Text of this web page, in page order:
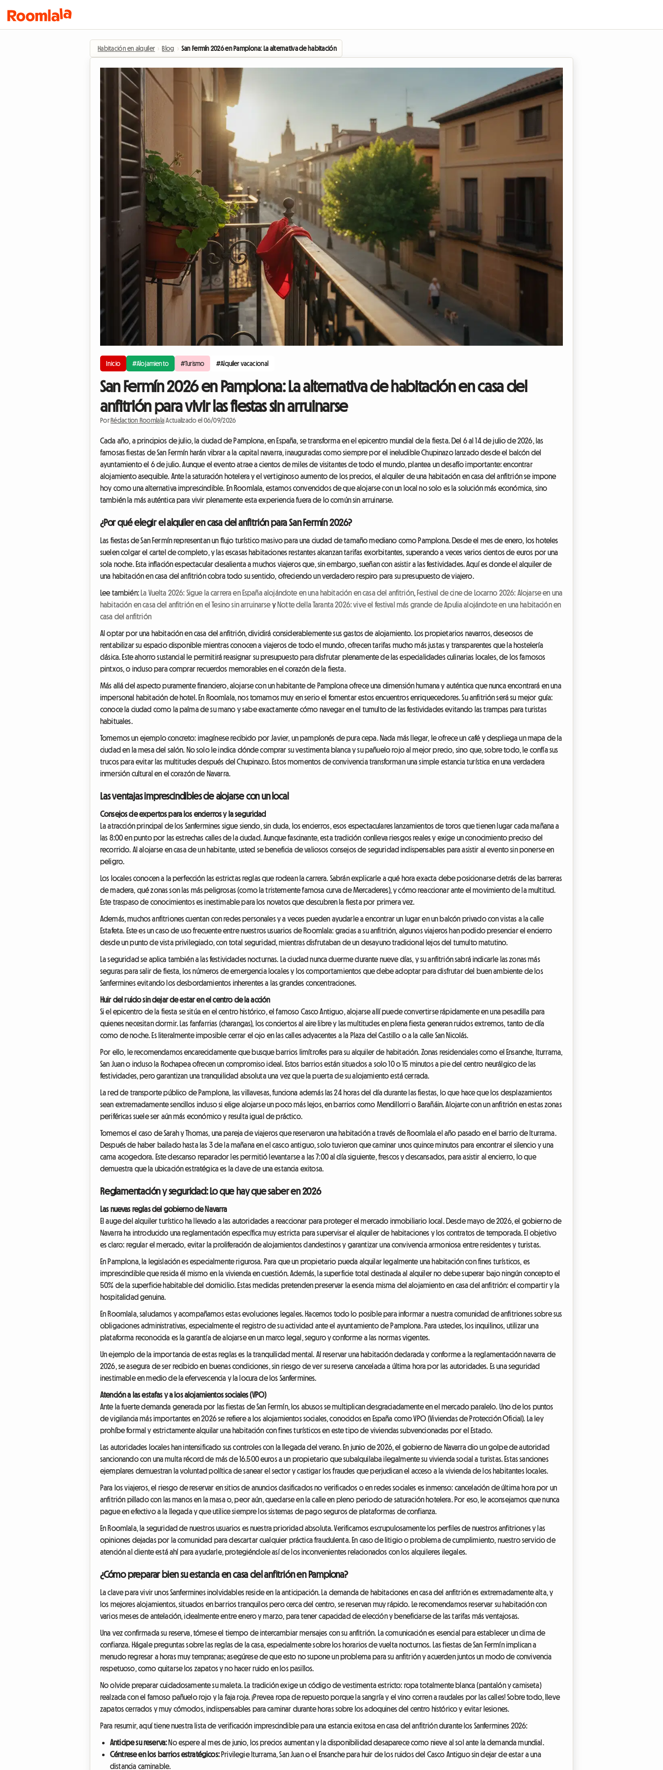
Habitación en alquiler › Blog › San Fermín 2026 en Pamplona: La alternativa de habitación en casa del anfitrión para vivir las fiestas sin arruinarse
Inicio #Alojamiento #Turismo #Alquiler vacacional
San Fermín 2026 en Pamplona: La alternativa de habitación en casa del
anfitrión para vivir las fiestas sin arruinarse
Por Rédaction Roomlala |Actualizado el 06/09/2026
Cada año, a principios de julio, la ciudad de Pamplona, en España, se transforma en el epicentro mundial de la fiesta. Del 6 al 14 de julio de 2026, las
famosas fiestas de San Fermín harán vibrar a la capital navarra, inauguradas como siempre por el ineludible Chupinazo lanzado desde el balcón del
ayuntamiento el 6 de julio. Aunque el evento atrae a cientos de miles de visitantes de todo el mundo, plantea un desafío importante: encontrar
alojamiento asequible. Ante la saturación hotelera y el vertiginoso aumento de los precios, el alquiler de una habitación en casa del anfitrión se impone
hoy como una alternativa imprescindible. En Roomlala, estamos convencidos de que alojarse con un local no solo es la solución más económica, sino
también la más auténtica para vivir plenamente esta experiencia fuera de lo común sin arruinarse.
¿Por qué elegir el alquiler en casa del anfitrión para San Fermín 2026?
Las fiestas de San Fermín representan un flujo turístico masivo para una ciudad de tamaño mediano como Pamplona. Desde el mes de enero, los hoteles
suelen colgar el cartel de completo, y las escasas habitaciones restantes alcanzan tarifas exorbitantes, superando a veces varios cientos de euros por una
sola noche. Esta inflación espectacular desalienta a muchos viajeros que, sin embargo, sueñan con asistir a las festividades. Aquí es donde el alquiler de
una habitación en casa del anfitrión cobra todo su sentido, ofreciendo un verdadero respiro para su presupuesto de viajero.
Lee también: La Vuelta 2026: Sigue la carrera en España alojándote en una habitación en casa del anfitrión, Festival de cine de Locarno 2026: Alojarse en una
habitación en casa del anfitrión en el Tesino sin arruinarse y Notte della Taranta 2026: vive el festival más grande de Apulia alojándote en una habitación en
casa del anfitrión
Al optar por una habitación en casa del anfitrión, dividirá considerablemente sus gastos de alojamiento. Los propietarios navarros, deseosos de
rentabilizar su espacio disponible mientras conocen a viajeros de todo el mundo, ofrecen tarifas mucho más justas y transparentes que la hostelería
clásica. Este ahorro sustancial le permitirá reasignar su presupuesto para disfrutar plenamente de las especialidades culinarias locales, de los famosos
pintxos, o incluso para comprar recuerdos memorables en el corazón de la fiesta.
Más allá del aspecto puramente financiero, alojarse con un habitante de Pamplona ofrece una dimensión humana y auténtica que nunca encontrará en una
impersonal habitación de hotel. En Roomlala, nos tomamos muy en serio el fomentar estos encuentros enriquecedores. Su anfitrión será su mejor guía:
conoce la ciudad como la palma de su mano y sabe exactamente cómo navegar en el tumulto de las festividades evitando las trampas para turistas
habituales.
Tomemos un ejemplo concreto: imagínese recibido por Javier, un pamplonés de pura cepa. Nada más llegar, le ofrece un café y despliega un mapa de la
ciudad en la mesa del salón. No solo le indica dónde comprar su vestimenta blanca y su pañuelo rojo al mejor precio, sino que, sobre todo, le confía sus
trucos para evitar las multitudes después del Chupinazo. Estos momentos de convivencia transforman una simple estancia turística en una verdadera
inmersión cultural en el corazón de Navarra.
Las ventajas imprescindibles de alojarse con un local
Consejos de expertos para los encierros y la seguridad
La atracción principal de los Sanfermines sigue siendo, sin duda, los encierros, esos espectaculares lanzamientos de toros que tienen lugar cada mañana a
las 8:00 en punto por las estrechas calles de la ciudad. Aunque fascinante, esta tradición conlleva riesgos reales y exige un conocimiento preciso del
recorrido. Al alojarse en casa de un habitante, usted se beneficia de valiosos consejos de seguridad indispensables para asistir al evento sin ponerse en
peligro.
Los locales conocen a la perfección las estrictas reglas que rodean la carrera. Sabrán explicarle a qué hora exacta debe posicionarse detrás de las barreras
de madera, qué zonas son las más peligrosas (como la tristemente famosa curva de Mercaderes), y cómo reaccionar ante el movimiento de la multitud.
Este traspaso de conocimientos es inestimable para los novatos que descubren la fiesta por primera vez.
Además, muchos anfitriones cuentan con redes personales y a veces pueden ayudarle a encontrar un lugar en un balcón privado con vistas a la calle
Estafeta. Este es un caso de uso frecuente entre nuestros usuarios de Roomlala: gracias a su anfitrión, algunos viajeros han podido presenciar el encierro
desde un punto de vista privilegiado, con total seguridad, mientras disfrutaban de un desayuno tradicional lejos del tumulto matutino.
La seguridad se aplica también a las festividades nocturnas. La ciudad nunca duerme durante nueve días, y su anfitrión sabrá indicarle las zonas más
seguras para salir de fiesta, los números de emergencia locales y los comportamientos que debe adoptar para disfrutar del buen ambiente de los
Sanfermines evitando los desbordamientos inherentes a las grandes concentraciones.
Huir del ruido sin dejar de estar en el centro de la acción
Si el epicentro de la fiesta se sitúa en el centro histórico, el famoso Casco Antiguo, alojarse allí puede convertirse rápidamente en una pesadilla para
quienes necesitan dormir. Las fanfarrias (charangas), los conciertos al aire libre y las multitudes en plena fiesta generan ruidos extremos, tanto de día
como de noche. Es literalmente imposible cerrar el ojo en las calles adyacentes a la Plaza del Castillo o a la calle San Nicolás.
Por ello, le recomendamos encarecidamente que busque barrios limítrofes para su alquiler de habitación. Zonas residenciales como el Ensanche, Iturrama,
San Juan o incluso la Rochapea ofrecen un compromiso ideal. Estos barrios están situados a solo 10 o 15 minutos a pie del centro neurálgico de las
festividades, pero garantizan una tranquilidad absoluta una vez que la puerta de su alojamiento está cerrada.
La red de transporte público de Pamplona, las villavesas, funciona además las 24 horas del día durante las fiestas, lo que hace que los desplazamientos
sean extremadamente sencillos incluso si elige alojarse un poco más lejos, en barrios como Mendillorri o Barañáin. Alojarte con un anfitrión en estas zonas
periféricas suele ser aún más económico y resulta igual de práctico.
Tomemos el caso de Sarah y Thomas, una pareja de viajeros que reservaron una habitación a través de Roomlala el año pasado en el barrio de Iturrama.
Después de haber bailado hasta las 3 de la mañana en el casco antiguo, solo tuvieron que caminar unos quince minutos para encontrar el silencio y una
cama acogedora. Este descanso reparador les permitió levantarse a las 7:00 al día siguiente, frescos y descansados, para asistir al encierro, lo que
demuestra que la ubicación estratégica es la clave de una estancia exitosa.
Reglamentación y seguridad: Lo que hay que saber en 2026
Las nuevas reglas del gobierno de Navarra
El auge del alquiler turístico ha llevado a las autoridades a reaccionar para proteger el mercado inmobiliario local. Desde mayo de 2026, el gobierno de
Navarra ha introducido una reglamentación específica muy estricta para supervisar el alquiler de habitaciones y los contratos de temporada. El objetivo
es claro: regular el mercado, evitar la proliferación de alojamientos clandestinos y garantizar una convivencia armoniosa entre residentes y turistas.
En Pamplona, la legislación es especialmente rigurosa. Para que un propietario pueda alquilar legalmente una habitación con fines turísticos, es
imprescindible que resida él mismo en la vivienda en cuestión. Además, la superficie total destinada al alquiler no debe superar bajo ningún concepto el
50% de la superficie habitable del domicilio. Estas medidas pretenden preservar la esencia misma del alojamiento en casa del anfitrión: el compartir y la
hospitalidad genuina.
En Roomlala, saludamos y acompañamos estas evoluciones legales. Hacemos todo lo posible para informar a nuestra comunidad de anfitriones sobre sus
obligaciones administrativas, especialmente el registro de su actividad ante el ayuntamiento de Pamplona. Para ustedes, los inquilinos, utilizar una
plataforma reconocida es la garantía de alojarse en un marco legal, seguro y conforme a las normas vigentes.
Un ejemplo de la importancia de estas reglas es la tranquilidad mental. Al reservar una habitación declarada y conforme a la reglamentación navarra de
2026, se asegura de ser recibido en buenas condiciones, sin riesgo de ver su reserva cancelada a última hora por las autoridades. Es una seguridad
inestimable en medio de la efervescencia y la locura de los Sanfermines.
Atención a las estafas y a los alojamientos sociales (VPO)
Ante la fuerte demanda generada por las fiestas de San Fermín, los abusos se multiplican desgraciadamente en el mercado paralelo. Uno de los puntos
de vigilancia más importantes en 2026 se refiere a los alojamientos sociales, conocidos en España como VPO (Viviendas de Protección Oficial). La ley
prohíbe formal y estrictamente alquilar una habitación con fines turísticos en este tipo de viviendas subvencionadas por el Estado.
Las autoridades locales han intensificado sus controles con la llegada del verano. En junio de 2026, el gobierno de Navarra dio un golpe de autoridad
sancionando con una multa récord de más de 16.500 euros a un propietario que subalquilaba ilegalmente su vivienda social a turistas. Estas sanciones
ejemplares demuestran la voluntad política de sanear el sector y castigar los fraudes que perjudican el acceso a la vivienda de los habitantes locales.
Para los viajeros, el riesgo de reservar en sitios de anuncios clasificados no verificados o en redes sociales es inmenso: cancelación de última hora por un
anfitrión pillado con las manos en la masa o, peor aún, quedarse en la calle en pleno periodo de saturación hotelera. Por eso, le aconsejamos que nunca
pague en efectivo a la llegada y que utilice siempre los sistemas de pago seguros de plataformas de confianza.
En Roomlala, la seguridad de nuestros usuarios es nuestra prioridad absoluta. Verificamos escrupulosamente los perfiles de nuestros anfitriones y las
opiniones dejadas por la comunidad para descartar cualquier práctica fraudulenta. En caso de litigio o problema de cumplimiento, nuestro servicio de
atención al cliente está ahí para ayudarle, protegiéndole así de los inconvenientes relacionados con los alquileres ilegales.
¿Cómo preparar bien su estancia en casa del anfitrión en Pamplona?
La clave para vivir unos Sanfermines inolvidables reside en la anticipación. La demanda de habitaciones en casa del anfitrión es extremadamente alta, y
los mejores alojamientos, situados en barrios tranquilos pero cerca del centro, se reservan muy rápido. Le recomendamos reservar su habitación con
varios meses de antelación, idealmente entre enero y marzo, para tener capacidad de elección y beneficiarse de las tarifas más ventajosas.
Una vez confirmada su reserva, tómese el tiempo de intercambiar mensajes con su anfitrión. La comunicación es esencial para establecer un clima de
confianza. Hágale preguntas sobre las reglas de la casa, especialmente sobre los horarios de vuelta nocturnos. Las fiestas de San Fermín implican a
menudo regresar a horas muy tempranas; asegúrese de que esto no supone un problema para su anfitrión y acuerden juntos un modo de convivencia
respetuoso, como quitarse los zapatos y no hacer ruido en los pasillos.
No olvide preparar cuidadosamente su maleta. La tradición exige un código de vestimenta estricto: ropa totalmente blanca (pantalón y camiseta)
realzada con el famoso pañuelo rojo y la faja roja. ¡Prevea ropa de repuesto porque la sangría y el vino corren a raudales por las calles! Sobre todo, lleve
zapatos cerrados y muy cómodos, indispensables para caminar durante horas sobre los adoquines del centro histórico y evitar lesiones.
Para resumir, aquí tiene nuestra lista de verificación imprescindible para una estancia exitosa en casa del anfitrión durante los Sanfermines 2026:
Anticipe su reserva:No espere al mes de junio, los precios aumentan y la disponibilidad desaparece como nieve al sol ante la demanda mundial.
Céntrese en los barrios estratégicos:Privilegie Iturrama, San Juan o el Ensanche para huir de los ruidos del Casco Antiguo sin dejar de estar a una
distancia caminable.